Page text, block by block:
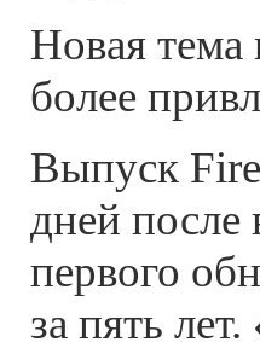
Новая тема
более
Выпуск
дней после
первого
за пять